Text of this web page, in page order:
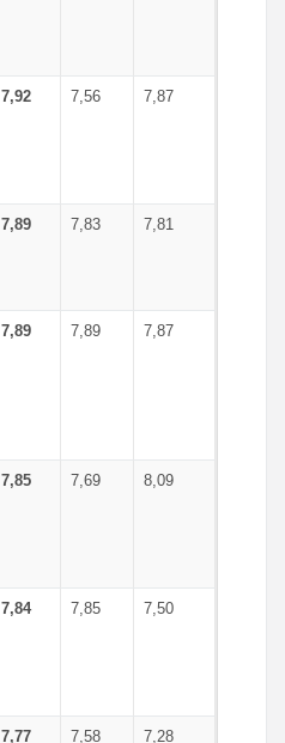
7,92 7,56 7,87
7,89 7,83 7,81
7,89 7,89 7,87
7,85 7,69 8,09
7,84 7,85 7,50
7,77 7,58 7,28